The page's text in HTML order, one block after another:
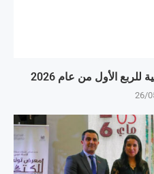
الأول من عام 2026
26/